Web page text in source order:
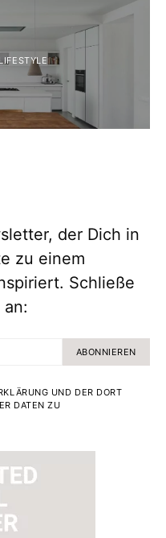
der Dich in
zu einem
Schließe
ABONNIEREN
UND DER DORT
DATEN ZU